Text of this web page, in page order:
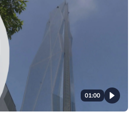
01:00